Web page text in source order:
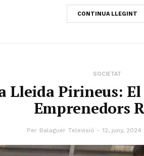
CONTINUA LLEGINT
SOCIETAT
Lleida Pirineus:
Emprenedors
Per Balaguer Televisió 12, juny, 2024